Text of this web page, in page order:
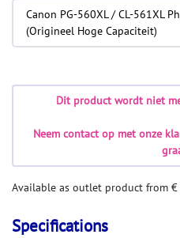
Canon PG-560XL / CL-561XL
(Origineel Hoge Capaciteit)
Dit product wordt niet
Neem contact op met onze
Available as outlet product from €
Specifications